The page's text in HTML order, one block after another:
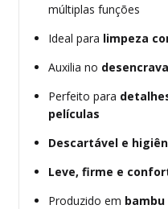
múltiplas funções
Ideal para limpeza
Auxilia no
Perfeito para
películas
Descartável e
Leve, firme e
Produzido em